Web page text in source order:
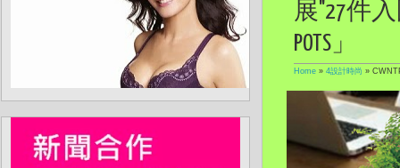
展"27件
POTS」
Home » 4設計時尚 »